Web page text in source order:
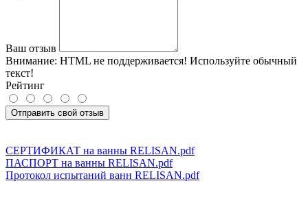
Ваш отзыв
Внимание: HTML не поддерживается! Используйте обычный
текст!
Рейтинг
Отправить свой отзыв
СЕРТИФИКАТ на ванны RELISAN.pdf
ПАСПОРТ на ванны RELISAN.pdf
Протокол испытаний ванн RELISAN.pdf